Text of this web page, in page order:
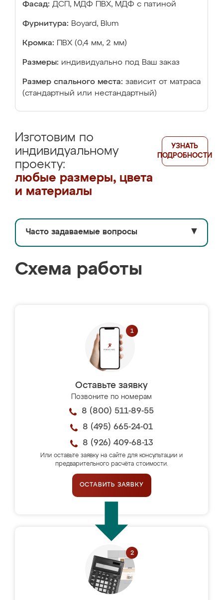
Фасад: ДСП, МДФ ПВХ, МДФ с патиной
Фурнитура: Boyard, Blum
Кромка: ПВХ (0,4 мм, 2 мм)
Размеры: индивидуально под Ваш заказ
Размер спального места: зависит от матраса
(стандартный или нестандартный)
Изготовим по
индивидуальному
проекту:
любые размеры, цвета
и материалы
УЗНАТЬ
ПОДРОБНОСТИ
Часто задаваемые вопросы ▼
Схема работы
Оставьте заявку
Позвоните по номерам
8 (800) 511-89-55
8 (495) 665-24-01
8 (926) 409-68-13
Или оставьте заявку на сайте для консультации и
предварительного расчёта стоимости.
ОСТАВИТЬ ЗАЯВКУ